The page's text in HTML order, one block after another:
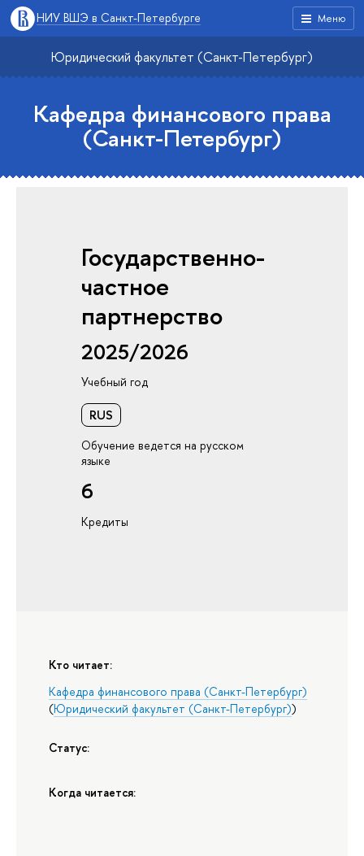
Меню
НИУ ВШЭ в Санкт-Петербурге
Юридический факультет (Санкт-Петербург)
Кафедра финансового права
(Санкт-Петербург)
Государственно-
частное
партнерство
2025/2026
Учебный год
RUS
Обучение ведется на русском
языке
6
Кредиты
Кто читает:
Кафедра финансового права (Санкт-Петербург)
(Юридический факультет (Санкт-Петербург))
Статус:
Когда читается: